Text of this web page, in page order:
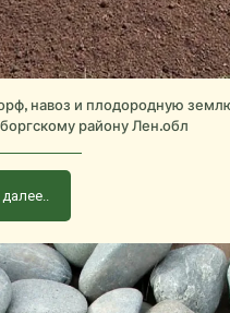
навоз и плодородную
району Лен.обл